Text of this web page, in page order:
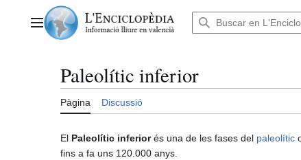
contingutMenú principal
Paleolític inferior
Pàgina Discussió
El Paleolític inferiorés una de les fases del paleolític
fins a fa uns 120.000 anys.